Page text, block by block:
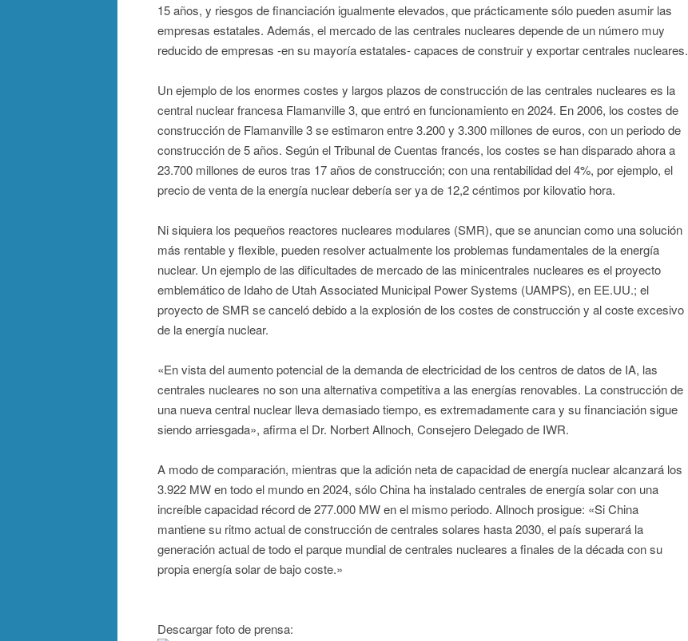
15 años, y riesgos de financiación igualmente elevados, que prácticamente sólo pueden asumir las
empresas estatales. Además, el mercado de las centrales nucleares depende de un número muy
reducido de empresas -en su mayoría estatales- capaces de construir y exportar centrales nucleares.
Un ejemplo de los enormes costes y largos plazos de construcción de las centrales nucleares es la
central nuclear francesa Flamanville 3, que entró en funcionamiento en 2024. En 2006, los costes de
construcción de Flamanville 3 se estimaron entre 3.200 y 3.300 millones de euros, con un periodo de
construcción de 5 años. Según el Tribunal de Cuentas francés, los costes se han disparado ahora a
23.700 millones de euros tras 17 años de construcción; con una rentabilidad del 4%, por ejemplo, el
precio de venta de la energía nuclear debería ser ya de 12,2 céntimos por kilovatio hora.
Ni siquiera los pequeños reactores nucleares modulares (SMR), que se anuncian como una solución
más rentable y flexible, pueden resolver actualmente los problemas fundamentales de la energía
nuclear. Un ejemplo de las dificultades de mercado de las minicentrales nucleares es el proyecto
emblemático de Idaho de Utah Associated Municipal Power Systems (UAMPS), en EE.UU.; el
proyecto de SMR se canceló debido a la explosión de los costes de construcción y al coste excesivo
de la energía nuclear.
«En vista del aumento potencial de la demanda de electricidad de los centros de datos de IA, las
centrales nucleares no son una alternativa competitiva a las energías renovables. La construcción de
una nueva central nuclear lleva demasiado tiempo, es extremadamente cara y su financiación sigue
siendo arriesgada», afirma el Dr. Norbert Allnoch, Consejero Delegado de IWR.
A modo de comparación, mientras que la adición neta de capacidad de energía nuclear alcanzará los
3.922 MW en todo el mundo en 2024, sólo China ha instalado centrales de energía solar con una
increíble capacidad récord de 277.000 MW en el mismo periodo. Allnoch prosigue: «Si China
mantiene su ritmo actual de construcción de centrales solares hasta 2030, el país superará la
generación actual de todo el parque mundial de centrales nucleares a finales de la década con su
propia energía solar de bajo coste.»
Descargar foto de prensa: